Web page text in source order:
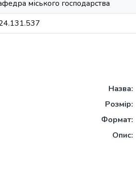
міського господарства
Назва:
Розмір:
Формат:
Опис: